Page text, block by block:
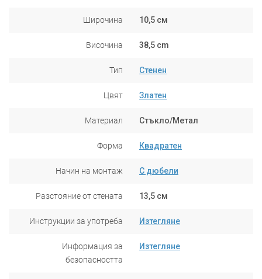
Широчина 10,5 см
Височина 38,5 cm
Тип Стенен
Цвят Златен
Материал Стъкло/Метал
Форма Квадратен
Начин на монтаж С дюбели
Разстояние от стената 13,5 см
Инструкции за употреба Изтегляне
Информация за
безопасността
Изтегляне